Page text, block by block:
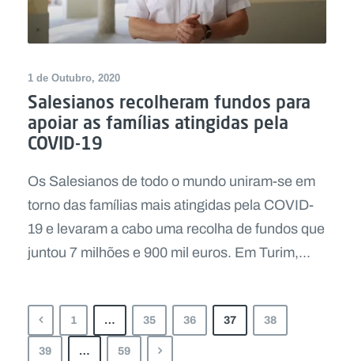
1 de Outubro, 2020
Salesianos recolheram fundos para
apoiar as famílias atingidas pela
COVID-19
Os Salesianos de todo o mundo uniram-se em
torno das famílias mais atingidas pela COVID-
19 e levaram a cabo uma recolha de fundos que
juntou 7 milhões e 900 mil euros. Em Turim,...
1 … 35 36 37
38
39
… 59